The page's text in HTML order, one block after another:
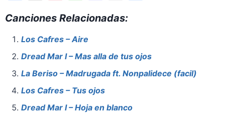
c
e
b
o
o
k
er
e
st
at
s
A
p
p
st
d
o
n
ai
Canciones Relacionadas:
Los Cafres – Aire
Dread Mar I – Mas alla de tus ojos
La Beriso – Madrugada ft. Nonpalidece (facil)
Los Cafres – Tus ojos
Dread Mar I – Hoja en blanco